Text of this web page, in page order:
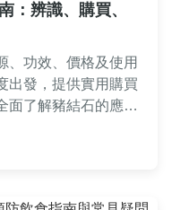
：辨識、購買、
、功效、價格及使用
出發，提供實用購買
面了解豬結石的應用